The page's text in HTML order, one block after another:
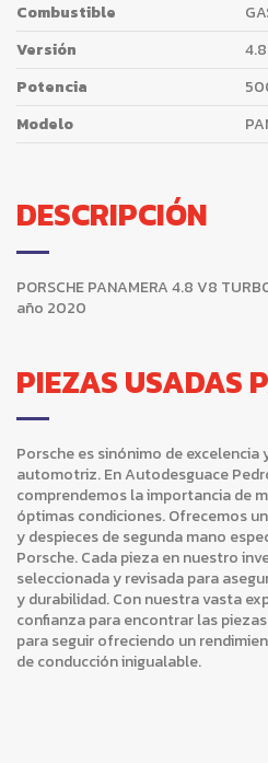
Combustible
Versión
Potencia
Modelo
DESCRIPCIÓN
PORSCHE PANAMERA 4.8 V8
año 2020
PIEZAS USADAS
Porsche es sinónimo de
automotriz. En Autodesguace
comprendemos la importancia de
óptimas condiciones. Ofrecemos
y despieces de segunda mano
Porsche. Cada pieza en nuestro
seleccionada y revisada para
y durabilidad. Con nuestra vasta
confianza para encontrar las
para seguir ofreciendo un
de conducción inigualable.